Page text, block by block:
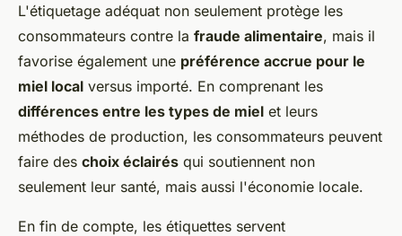
L'étiquetage adéquat non seulement protège les
consommateurs contre la fraude alimentaire, mais il
favorise également une préférence accrue pour le
miel local versus importé. En comprenant les
différences entre les types de miel et leurs
méthodes de production, les consommateurs peuvent
faire des choix éclairés qui soutiennent non
seulement leur santé, mais aussi l'économie locale.
En fin de compte, les étiquettes servent